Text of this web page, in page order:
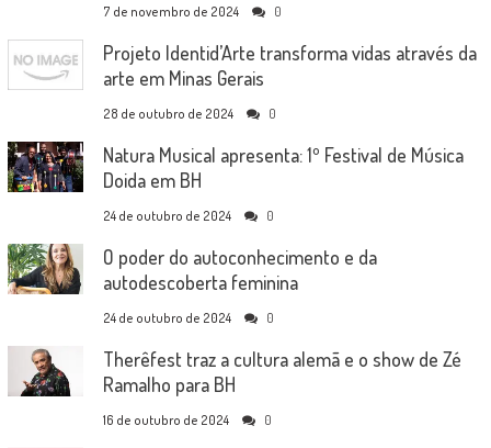
7 de novembro de 2024 0
Projeto Identid’Arte transforma vidas através da
arte em Minas Gerais
28 de outubro de 2024 0
Natura Musical apresenta: 1º Festival de Música
Doida em BH
24 de outubro de 2024 0
O poder do autoconhecimento e da
autodescoberta feminina
24 de outubro de 2024 0
Therêfest traz a cultura alemã e o show de Zé
Ramalho para BH
16 de outubro de 2024 0